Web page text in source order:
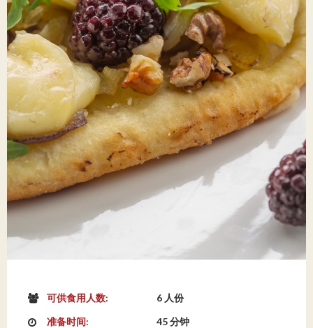
可供食用人数:
6 人份
准备时间:
45 分钟